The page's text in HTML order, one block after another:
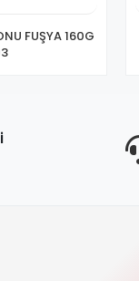
FUŞYA 160G